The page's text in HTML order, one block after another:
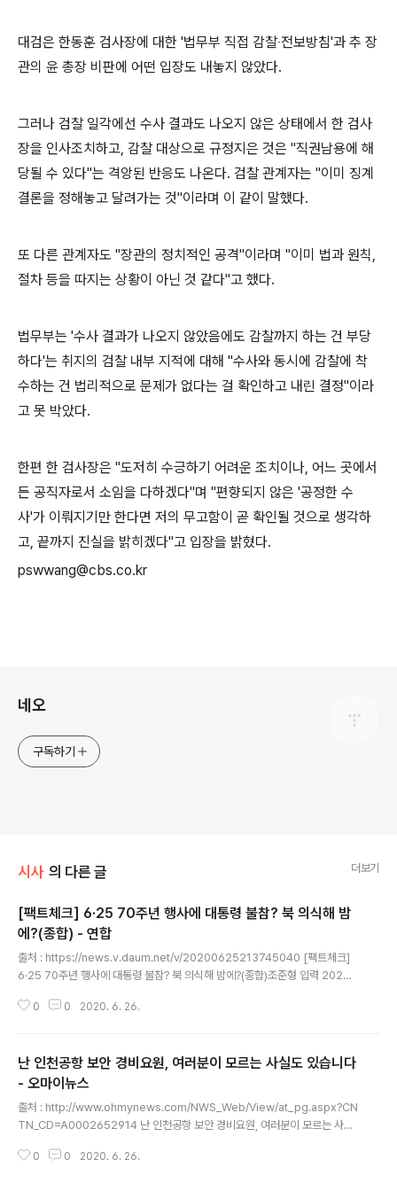
대검은 한동훈 검사장에 대한 '법무부 직접 감찰‧전보방침'과 추 장
관의 윤 총장 비판에 어떤 입장도 내놓지 않았다.
그러나 검찰 일각에선 수사 결과도 나오지 않은 상태에서 한 검사
장을 인사조치하고, 감찰 대상으로 규정지은 것은 "직권남용에 해
당될 수 있다"는 격앙된 반응도 나온다. 검찰 관계자는 "이미 징계
결론을 정해놓고 달려가는 것"이라며 이 같이 말했다.
또 다른 관계자도 "장관의 정치적인 공격"이라며 "이미 법과 원칙,
절차 등을 따지는 상황이 아닌 것 같다"고 했다.
법무부는 '수사 결과가 나오지 않았음에도 감찰까지 하는 건 부당
하다'는 취지의 검찰 내부 지적에 대해 "수사와 동시에 감찰에 착
수하는 건 법리적으로 문제가 없다는 걸 확인하고 내린 결정"이라
고 못 박았다.
한편 한 검사장은 "도저히 수긍하기 어려운 조치이나, 어느 곳에서
든 공직자로서 소임을 다하겠다"며 "편향되지 않은 '공정한 수
사'가 이뤄지기만 한다면 저의 무고함이 곧 확인될 것으로 생각하
고, 끝까지 진실을 밝히겠다"고 입장을 밝혔다.
pswwang@cbs.co.kr
네오
구독하기
시사 의 다른 글 더보기
[팩트체크] 6·25 70주년 행사에 대통령 불참? 북 의식해 밤
에?(종합) - 연합
출처 : https://news.v.daum.net/v/20200625213745040 [팩트체크]
6·25 70주년 행사에 대통령 불참? 북 의식해 밤에?(종합)조준형 입력 2020.
대통령 참석주최측 "코로나·더위에 고령참석자 건강 감안해 야간개최" 6·25전
참석하고 있다. 2020.6.25 (서울=연합뉴스) 조준형 최평천 기자 = 6·25전쟁
발발 70주년을 맞이한 25일 정부 차원의 기념행사 개최를 놓고 인터넷에서 여
러 말들이 나왔다. SNS상에..
0 0 2020. 6. 26.
난 인천공항 보안 경비요원, 여러분이 모르는 사실도 있습니다
- 오마이뉴스
출처 : http://www.ohmynews.com/NWS_Web/View/at_pg.aspx?CN
TN_CD=A0002652914 난 인천공항 보안 경비요원, 여러분이 모르는 사실
19:02 l 최종 업데이트 20.06.25 19:20 l 권경비(news) 인천공항 보안 경비
0 0 2020. 6. 26.